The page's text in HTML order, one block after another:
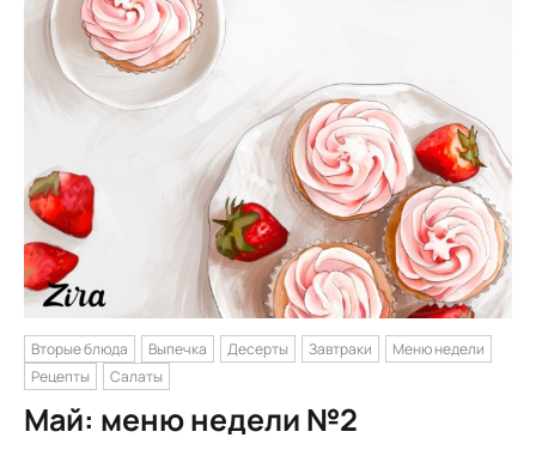
Вторые блюда Выпечка Десерты Завтраки
Меню недели
Рецепты
Салаты
Май: меню недели №2